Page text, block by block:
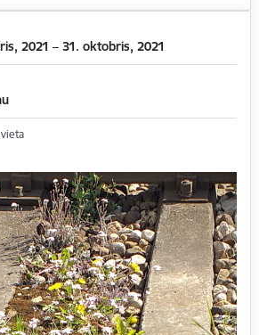
2021 – 31. oktobris, 2021